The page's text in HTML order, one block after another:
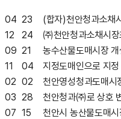
04 23
(합자)천안청과소채
12 24
㈜천안청과소채시
09 21
농수산물도매시장
11 04
지정도매인으로 지정
02 02
천안영성청과도매
03 28
천안청과㈜로 상호
07 15 천안시 농산물도매